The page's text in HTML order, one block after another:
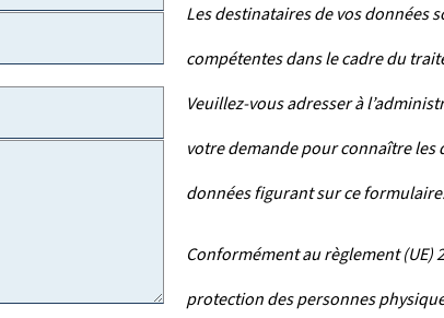
Les destinataires de vos données
compétentes dans le cadre du
Veuillez-vous adresser à
votre demande pour connaître les
données figurant sur ce formulaire.
Conformément au règlement (UE)
protection des personnes